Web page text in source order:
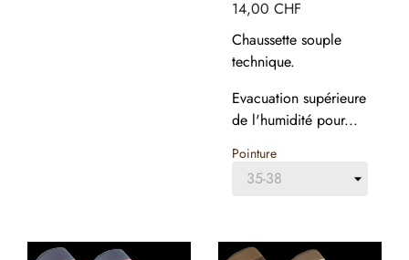
14,00 CHF
Chaussette souple
technique.
Evacuation supérieure
de l'humidité pour...
Pointure